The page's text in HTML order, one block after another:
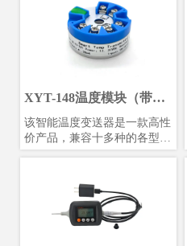
XYT-148温度模块（带
USB调试）
​该智能温度变送器是一款高性
价产品，兼容十多种的各型热
电偶和热电阻信号变送。使用
精度测量；采用防浪涌、防反
接设计，避免工程安装中的误
安装和误操作；采用增强软件
安全设计，包括独立看门狗、